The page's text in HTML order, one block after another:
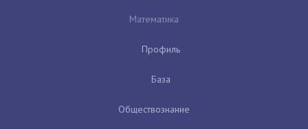
Математика
Профиль
База
Обществознание